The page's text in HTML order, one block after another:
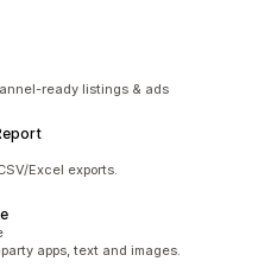
ready listings & ads
Excel exports.
apps, text and images.